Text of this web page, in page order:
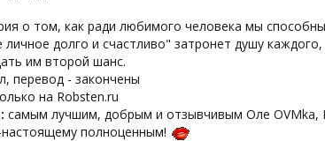
о том, как ради любимого человека мы
долго и счастливо" затронет душу
им второй шанс.
перевод - закончены
на Robsten.ru
самым лучшим, добрым и отзывчивым Оле OVMka,
полноценным!